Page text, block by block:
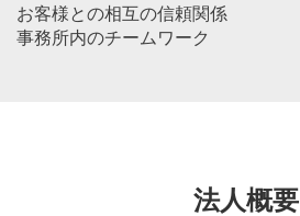
お客様との相互の信頼関係
事務所内のチームワーク
法人概要